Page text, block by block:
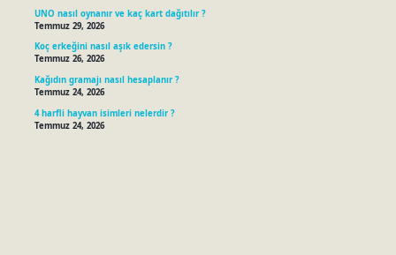
UNO nasıl oynanır ve kaç kart dağıtılır ?
Temmuz 29, 2026
Koç erkeğini nasıl aşık edersin ?
Temmuz 26, 2026
Kağıdın gramajı nasıl hesaplanır ?
Temmuz 24, 2026
4 harfli hayvan isimleri nelerdir ?
Temmuz 24, 2026